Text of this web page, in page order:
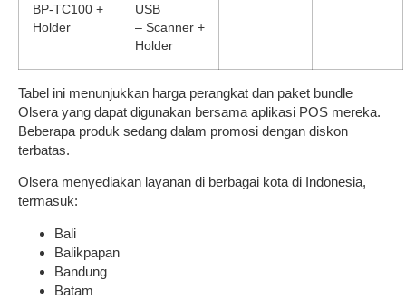
BP-TC100 +
Holder
USB
– Scanner +
Holder
Tabel ini menunjukkan harga perangkat dan paket bundle
Olsera yang dapat digunakan bersama aplikasi POS mereka.
Beberapa produk sedang dalam promosi dengan diskon
terbatas.
Olsera menyediakan layanan di berbagai kota di Indonesia,
termasuk:
Bali
Balikpapan
Bandung
Batam